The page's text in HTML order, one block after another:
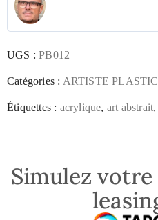
UGS :PB012
Catégories : ARTISTE
Étiquettes : acrylique, art abstrait,
Simulez votre